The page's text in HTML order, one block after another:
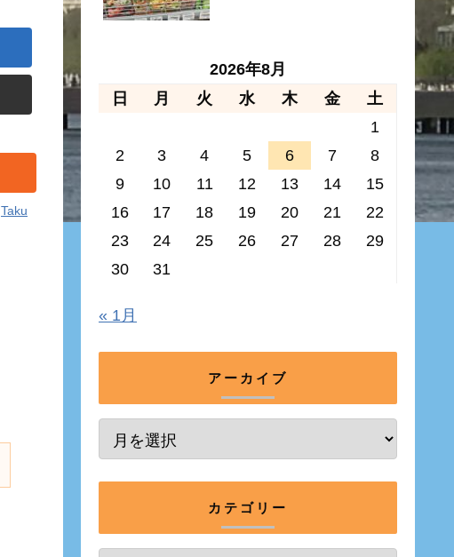
Taku
2026年8月
日
月 火 水 木 金
土
1
2
3 4 5 6 7
8
9
10 11 12 13 14
15
16
17 18 19 20 21
22
23
24 25 26 27 28
29
30
31
« 1月
アーカイブ
カテゴリー